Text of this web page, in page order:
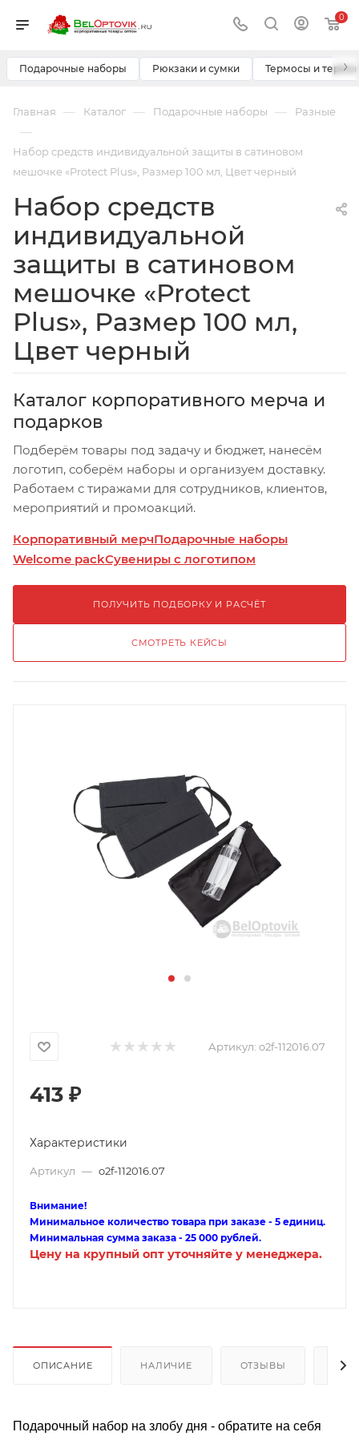
0
Подарочные наборы Рюкзаки и сумки Термосы и ›
Главная — Каталог — Подарочные наборы — Разные
—
Набор средств индивидуальной защиты в сатиновом
мешочке «Protect Plus», Размер 100 мл, Цвет черный
Набор средств
индивидуальной
защиты в сатиновом
мешочке «Protect
Plus», Размер 100 мл,
Цвет черный
Каталог корпоративного мерча и
подарков
Подберём товары под задачу и бюджет, нанесём
логотип, соберём наборы и организуем доставку.
Работаем с тиражами для сотрудников, клиентов,
мероприятий и промоакций.
Корпоративный мерчПодарочные наборы
Welcome packСувениры с логотипом
ПОЛУЧИТЬ ПОДБОРКУ И РАСЧЁТ
СМОТРЕТЬ КЕЙСЫ
Артикул: o2f-112016.07
413 ₽
Характеристики
Артикул — o2f-112016.07
Внимание!
Минимальное количество товара при заказе - 5 единиц.
Минимальная сумма заказа - 25 000 рублей.
Цену на крупный опт уточняйте у менеджера.
ОПИСАНИЕ НАЛИЧИЕ ОТЗЫВЫ
Подарочный набор на злобу дня - обратите на себя